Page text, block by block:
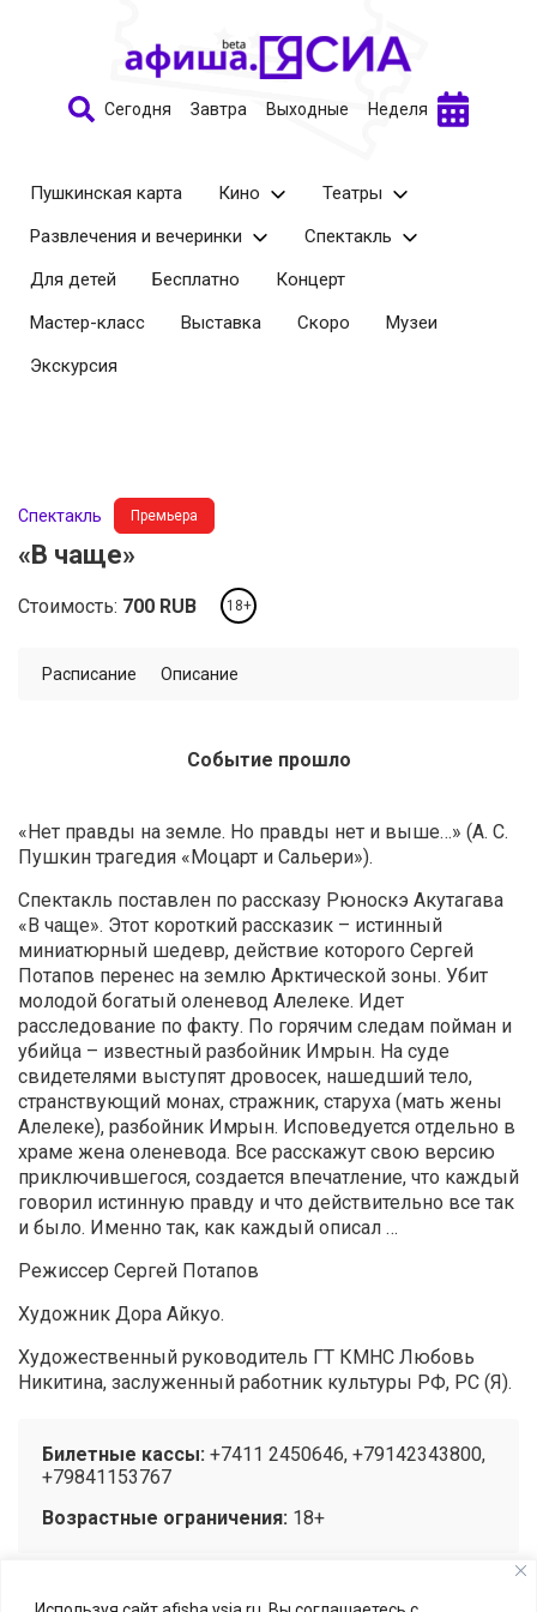
Сегодня Завтра Выходные Неделя
Пушкинская карта Кино
Театры
Развлечения и вечеринки
Спектакль
Для детей
Бесплатно
Концерт
Мастер-класс
Выставка Скоро
Музеи
Экскурсия
Спектакль Премьера
«В чаще»
Стоимость: 700 RUB 18+
Расписание Описание
Событие прошло
«Нет правды на земле. Но правды нет и выше…» (А. С.
Пушкин трагедия «Моцарт и Сальери»).
Спектакль поставлен по рассказу Рюноскэ Акутагава
«В чаще». Этот короткий рассказик – истинный
миниатюрный шедевр, действие которого Сергей
Потапов перенес на землю Арктической зоны. Убит
молодой богатый оленевод Алелеке. Идет
расследование по факту. По горячим следам пойман и
убийца – известный разбойник Имрын. На суде
свидетелями выступят дровосек, нашедший тело,
странствующий монах, стражник, старуха (мать жены
Алелеке), разбойник Имрын. Исповедуется отдельно в
храме жена оленевода. Все расскажут свою версию
приключившегося, создается впечатление, что каждый
говорил истинную правду и что действительно все так
и было. Именно так, как каждый описал …
Режиссер Сергей Потапов
Художник Дора Айкуо.
Художественный руководитель ГТ КМНС Любовь
Никитина, заслуженный работник культуры РФ, РС (Я).
Билетные кассы: +7411 2450646, +79142343800,
+79841153767
Возрастные ограничения: 18+